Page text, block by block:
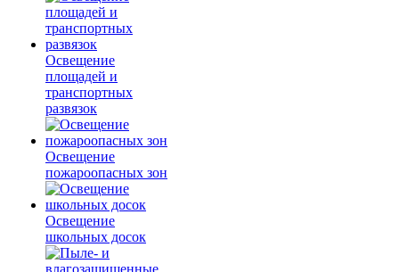
Освещение
площадей и
транспортных
развязок
Освещение
пожароопасных зон
Освещение
школьных досок